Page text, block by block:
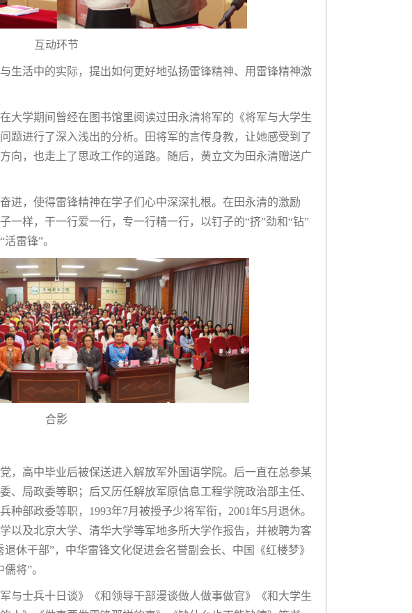
互动环节
生活中的实际，提出如何更好地弘扬雷锋精神、用雷锋精神激
大学期间曾经在图书馆里阅读过田永清将军的《将军与大学生
题进行了深入浅出的分析。田将军的言传身教，让她感受到了
向，也走上了思政工作的道路。随后，黄立文为田永清赠送广
进，使得雷锋精神在学子们心中深深扎根。在田永清的激励
一样，干一行爱一行，专一行精一行，以钉子的“挤”劲和“钻”
雷锋”。
合影
，高中毕业后被保送进入解放军外国语学院。后一直在总参某
、局政委等职；后又历任解放军原信息工程学院政治部主任、
部政委等职，1993年7月被授予少将军衔，2001年5月退休。
以及北京大学、清华大学等军地多所大学作报告，并被聘为客
休干部”，中华雷锋文化促进会名誉副会长、中国《红楼梦》
将”。
与士兵十日谈》《和领导干部漫谈做人做事做官》《和大学生